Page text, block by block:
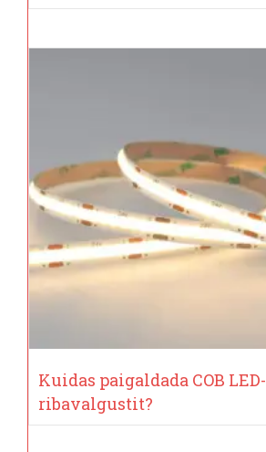
Kuidas paigaldada COB LED-
ribavalgustit?